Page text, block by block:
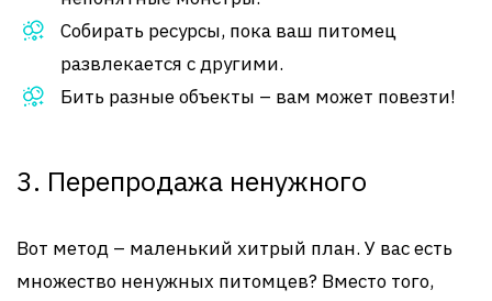
Собирать ресурсы, пока ваш питомец
развлекается с другими.
Бить разные объекты – вам может повезти!
3. Перепродажа ненужного
Вот метод – маленький хитрый план. У вас есть
множество ненужных питомцев? Вместо того,